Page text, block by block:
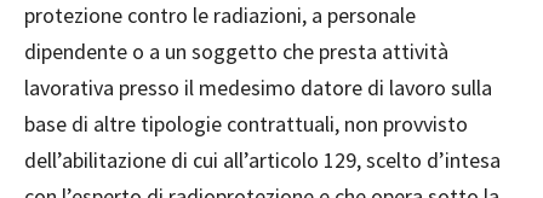
protezione contro le radiazioni, a personale
dipendente o a un soggetto che presta attività
lavorativa presso il medesimo datore di lavoro sulla
base di altre tipologie contrattuali, non provvisto
dell’abilitazione di cui all’articolo 129, scelto d’intesa